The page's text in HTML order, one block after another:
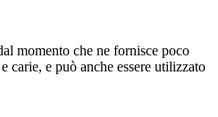
momento che ne fornisce poco
carie, e può anche essere utilizzato